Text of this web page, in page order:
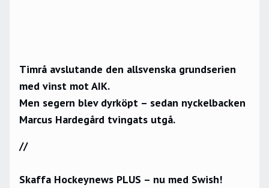
Timrå avslutande den allsvenska grundserien
med vinst mot AIK.
Men segern blev dyrköpt – sedan nyckelbacken
Marcus Hardegård tvingats utgå.
//
Skaffa Hockeynews PLUS – nu med Swish!